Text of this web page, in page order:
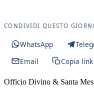
CONDIVIDI QUESTO
WhatsApp
Email
Copia link
Officio Divino & Santa